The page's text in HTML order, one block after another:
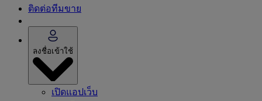
ติดต่อทีมขาย
ลงชื่อเข้าใช้
เปิดแอปเว็บ